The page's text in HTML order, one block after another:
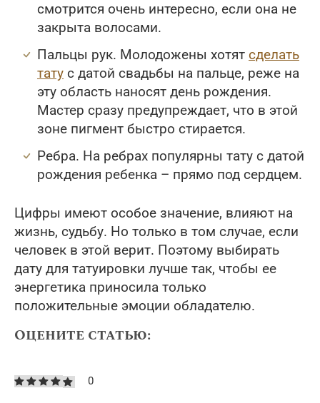
смотрится очень интересно, если она не
закрыта волосами.
Пальцы рук. Молодожены хотят сделать
тату с датой свадьбы на пальце, реже на
эту область наносят день рождения.
Мастер сразу предупреждает, что в этой
зоне пигмент быстро стирается.
Ребра. На ребрах популярны тату с датой
рождения ребенка – прямо под сердцем.
Цифры имеют особое значение, влияют на
жизнь, судьбу. Но только в том случае, если
человек в этой верит. Поэтому выбирать
дату для татуировки лучше так, чтобы ее
энергетика приносила только
положительные эмоции обладателю.
Оцените статью:
0